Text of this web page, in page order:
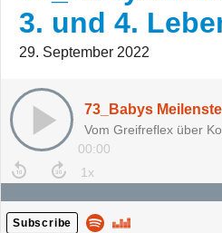
3. und 4.
29. September 2022
Vom Greifreflex über
00:00
Subscribe